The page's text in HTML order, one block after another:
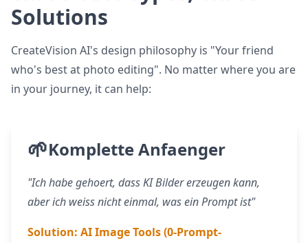
Solutions
CreateVision AI's design philosophy is "Your friend
who's best at photo editing". No matter where you are
in your journey, it can help:
🌱Komplette Anfaenger
"Ich habe gehoert, dass KI Bilder erzeugen kann,
aber ich weiss nicht einmal, was ein Prompt ist"
Solution: AI Image Tools (0-Prompt-